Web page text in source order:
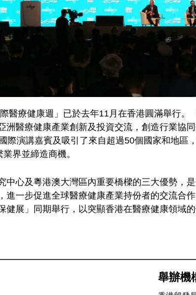
醫療健康週」已於去年11月在香港圓滿舉行
洲醫療健康產業創新及投資交流，創造行業協
際演講嘉賓及吸引了來自超過50個國家和地區
界並締造商機。
中心及粵港澳大灣區內重要橋樑的三大優勢，
進一步促進全球醫療健康產業持份者的交流合
展」同期舉行，以突顯香港在醫療健康領域的
舉辦機